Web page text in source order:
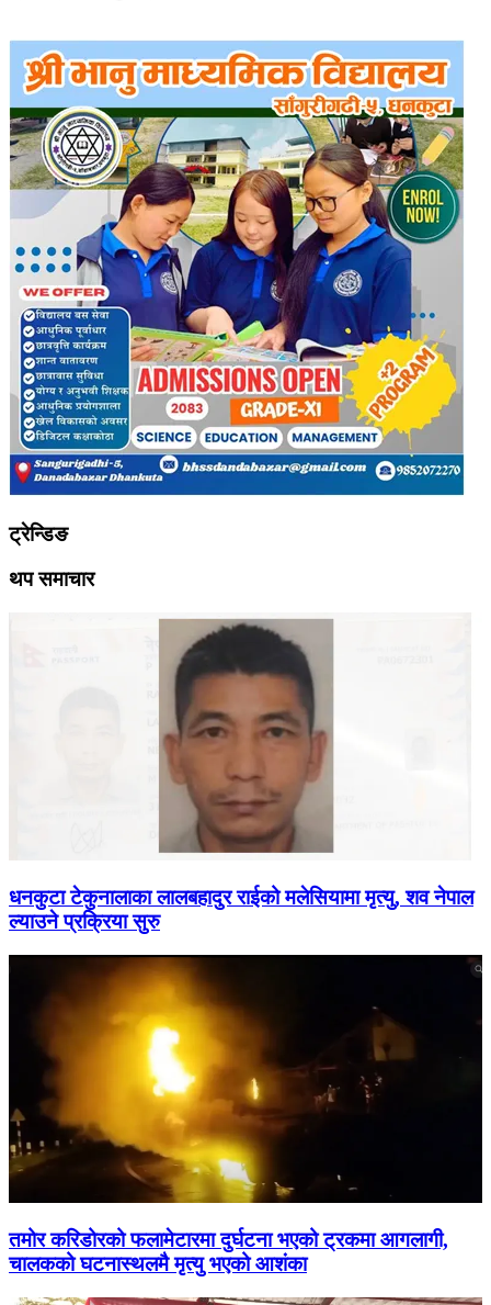
ट्रेन्डिङ
थप समाचार
धनकुटा टेकुनालाका लालबहादुर राईको मलेसियामा मृत्यु, शव नेपाल
ल्याउने प्रक्रिया सुरु
तमोर करिडोरको फलामेटारमा दुर्घटना भएको ट्रकमा आगलागी,
चालकको घटनास्थलमै मृत्यु भएको आशंका